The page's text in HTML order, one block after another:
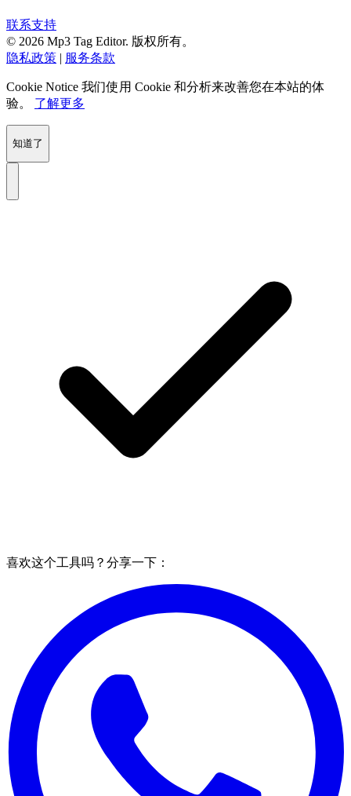
联系支持
© 2026 Mp3 Tag Editor. 版权所有。
隐私政策 | 服务条款
Cookie Notice 我们使用 Cookie 和分析来改善您在本站的体
验。 了解更多
知道了
喜欢这个工具吗？分享一下：